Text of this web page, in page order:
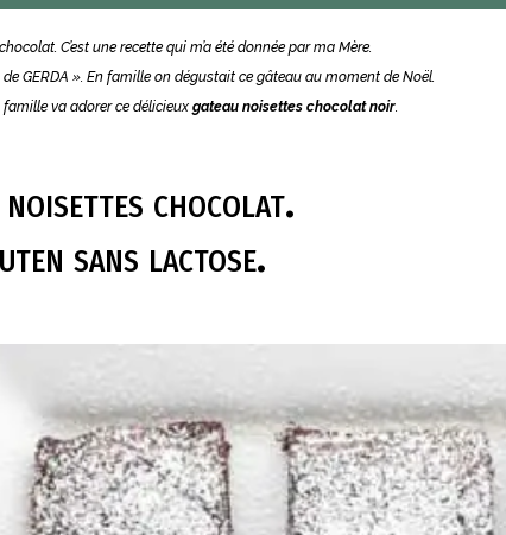
C’est une recette qui m’a été donnée par ma Mère.
GERDA ». En famille on dégustait ce gâteau au moment de Noël.
va adorer ce délicieuxgateau noisettes chocolat noir.
noisettes chocolat.
sans lactose.